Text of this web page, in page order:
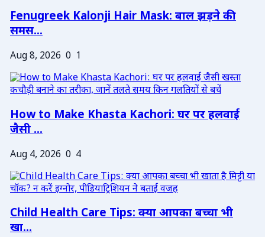
Fenugreek Kalonji Hair Mask: बाल झड़ने की
समस...
Aug 8, 2026 0 1
How to Make Khasta Kachori: घर पर हलवाई
जैसी ...
Aug 4, 2026 0 4
Child Health Care Tips: क्या आपका बच्चा भी
खा...